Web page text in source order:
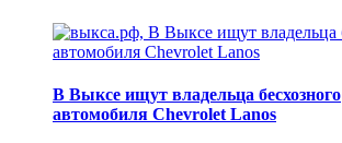
В Выксе ищут владельца бесхозного
автомобиля Chevrolet Lanos